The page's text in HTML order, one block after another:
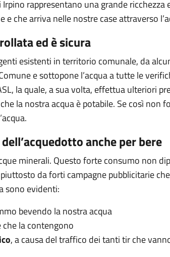
rappresentano una grande ricchezza
che arriva nelle nostre case attraverso
ed è sicura
esistenti in territorio comunale, da
e sottopone l’acqua a tutte le
la quale, a sua volta, effettua ulteriori
la nostra acqua è potabile. Se così non
anche per bere
minerali. Questo forte consumo non
da forti campagne pubblicitarie
sono evidenti:
bevendo la nostra acqua
la contengono
, a causa del traffico dei tanti tir che